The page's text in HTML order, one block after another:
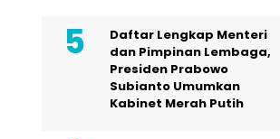
Daftar Lengkap Menteri
dan Pimpinan Lembaga,
Presiden Prabowo
Subianto Umumkan
Kabinet Merah Putih